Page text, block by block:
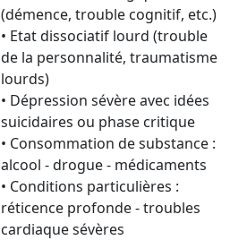
(démence, trouble cognitif, etc.)
• Etat dissociatif lourd (trouble
de la personnalité, traumatisme
lourds)
• Dépression sévère avec idées
suicidaires ou phase critique
• Consommation de substance :
alcool - drogue - médicaments
• Conditions particulières :
réticence profonde - troubles
cardiaque sévères